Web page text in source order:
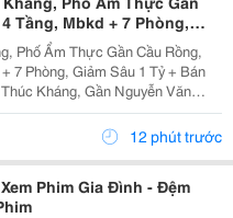
Tầng, Mbkd + 7 Phòng,
Phố Ẩm Thực Gần Cầu Rồng,
7 Phòng, Giảm Sâu 1 Tỷ + Bán
Kháng, Gần Nguyễn Văn
Thực Kinh Doanh Dịch Vụ Du
Đêm. + Dt 70M2, Ngang 4.2M, Nở
12 phút trước
Phim Gia Đình - Đệm